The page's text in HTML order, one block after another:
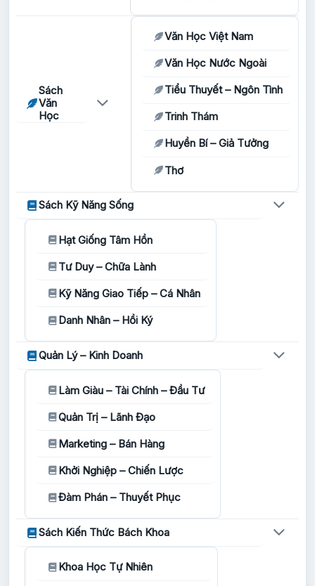
Sách
Văn
Học
Văn Học Việt Nam
Văn Học Nước Ngoài
Tiểu Thuyết – Ngôn Tình
Trinh Thám
Huyền Bí – Giả Tưởng
Thơ
Sách Kỹ Năng Sống
Hạt Giống Tâm Hồn
Tư Duy – Chữa Lành
Kỹ Năng Giao Tiếp – Cá Nhân
Danh Nhân – Hồi Ký
Quản Lý – Kinh Doanh
Làm Giàu – Tài Chính – Đầu Tư
Quản Trị – Lãnh Đạo
Marketing – Bán Hàng
Khởi Nghiệp – Chiến Lược
Đàm Phán – Thuyết Phục
Sách Kiến Thức Bách Khoa
Khoa Học Tự Nhiên